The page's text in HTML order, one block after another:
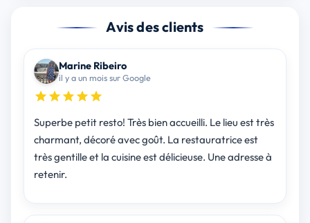
Avis des clients
Marine Ribeiro
il y a un mois sur Google
Superbe petit resto! Très bien accueilli. Le lieu est très
charmant, décoré avec goût. La restauratrice est
très gentille et la cuisine est délicieuse. Une adresse à
retenir.